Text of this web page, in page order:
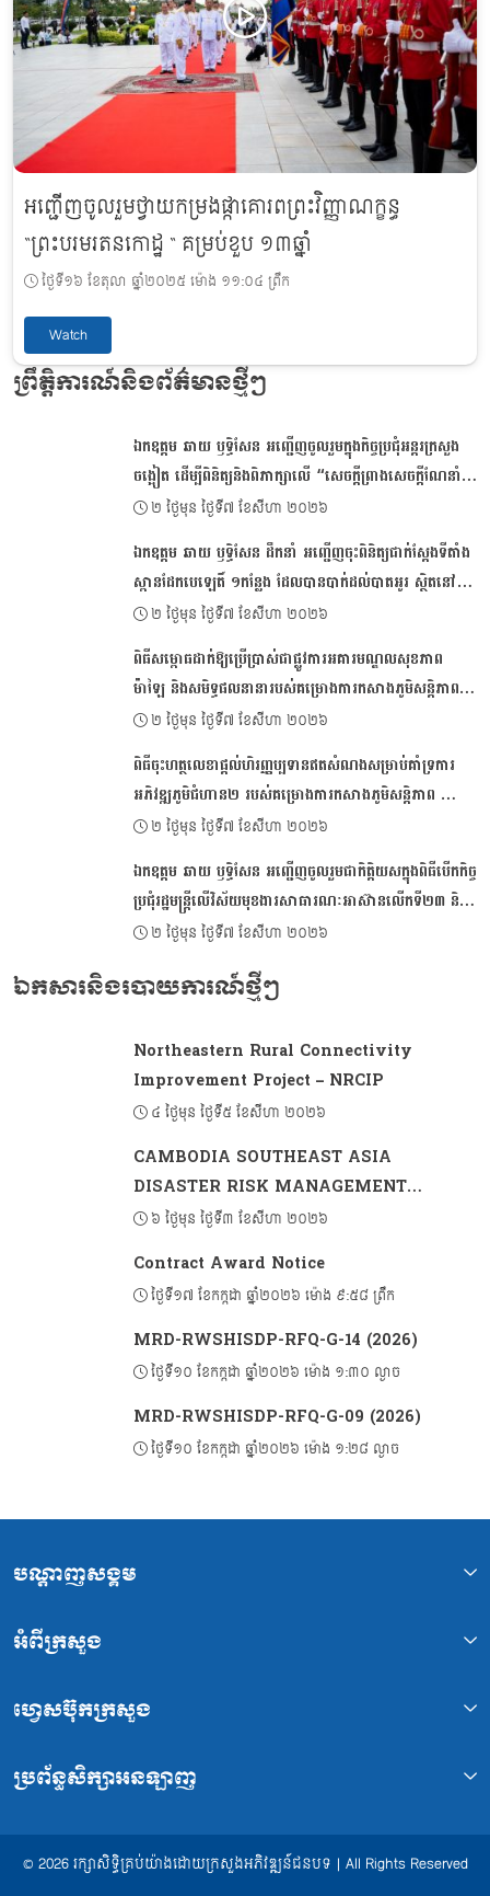
អញ្ជើញចូលរួមថ្វាយកម្រងផ្កាគោរពព្រះវិញ្ញាណក្ខន្ធ
“ព្រះបរមរតនកោដ្ឋ “ គម្រប់ខួប ១៣ឆ្នាំ
ថ្ងៃទី១៦ ខែតុលា ឆ្នាំ២០២៥ ម៉ោង ១១:០៤ ព្រឹក
Watch
ព្រឹត្តិការណ៍និងព័ត៌មានថ្មីៗ
ឯកឧត្ដម ឆាយ ឫទ្ធិសែន អញ្ជើញចូលរួមក្នុងកិច្ចប្រជុំអន្តរក្រសួង
ចង្អៀត ដើម្បីពិនិត្យនិងពិភាក្សាលើ “សេចក្តីព្រាងសេចក្តីណែនាំ
ស្តីពីការរៀបចំប្រកាស ប្រកាសអន្តរក្រសួង និងប្រកាសរួម របស់
២ ថ្ងៃមុន ថ្ងៃទី៧ ខែសីហា ២០២៦
ឯ​កឧត្តម ឆាយ ឫទ្ធិសែន ដឹកនាំ អញ្ជើញចុះពិនិត្យជាក់ស្ដែងទីតាំង
ស្ពានដែកបេឡេតិ៍ ១កន្លែង ដែលបានបាក់ដល់បាតអូរ ស្ថិតនៅព្រំ
ប្រទល់ខេត្តសៀមរាប និងខេត្តឧត្តរមានជ័យ
២ ថ្ងៃមុន ថ្ងៃទី៧ ខែសីហា ២០២៦
ពិធីសម្ពោធដាក់​ឱ្យ​ប្រើប្រាស់​​ជាផ្លូវការអគារ​​មណ្ឌលសុខភាព
ម៉ាឡៃ និងសមិទ្ធផលនានារបស់គម្រោងការកសាង​ភូមិសន្តិភាព​
តាមរយៈ​ការ​អភិវឌ្ឍសហគមន៍ជនបទ​ចម្រុះ​
២ ថ្ងៃមុន ថ្ងៃទី៧ ខែសីហា ២០២៦
ពិធីចុះហត្ថលេខា​​ផ្តល់ហិរញ្ញប្បទានឥតសំណងសម្រាប់​​គាំទ្រ​​ការ​
អភិវឌ្ឍភូមិ​ជំហាន​២ របស់គម្រោង​​ការកសាង​ភូមិសន្តិភាព ​​
តាមរយៈការ​អភិវឌ្ឍ​សហគមន៍​ជនបទចម្រុះ​
២ ថ្ងៃមុន ថ្ងៃទី៧ ខែសីហា ២០២៦
ឯកឧត្ដម ឆាយ ឫទ្ធិសែន អញ្ជើញចូលរួមជាកិត្តិយសក្នុងពិធីបើកកិច្ច
ប្រជុំរដ្ឋមន្ត្រីលើវិស័យមុខងារសាធារណៈអាស៊ានលើកទី២៣ និង
អាស៊ានបូកបីលើកទី៨ ស្តីពីកិច្ចការមុខងារសាធារណៈ
២ ថ្ងៃមុន ថ្ងៃទី៧ ខែសីហា ២០២៦
ឯកសារនិងរបាយការណ៍ថ្មីៗ
Northeastern Rural Connectivity
Improvement Project – NRCIP
៤ ថ្ងៃមុន ថ្ងៃទី៥ ខែសីហា ២០២៦
CAMBODIA SOUTHEAST ASIA
DISASTER RISK MANAGEMENT
PROJECT 2 (CSADRM-2)
៦ ថ្ងៃមុន ថ្ងៃទី៣ ខែសីហា ២០២៦
Contract Award Notice
ថ្ងៃទី១៧ ខែកក្កដា ឆ្នាំ២០២៦ ម៉ោង ៩:៥៨ ព្រឹក
MRD-RWSHISDP-RFQ-G-14 (2026)
ថ្ងៃទី១០ ខែកក្កដា ឆ្នាំ២០២៦ ម៉ោង ១:៣០ ល្ងាច
MRD-RWSHISDP-RFQ-G-09 (2026)
ថ្ងៃទី១០ ខែកក្កដា ឆ្នាំ២០២៦ ម៉ោង ១:២៨ ល្ងាច
បណ្ដាញសង្គម
អំពីក្រសួង
ហ្វេសប៊ុកក្រសួង
ប្រព័ន្ធសិក្សាអនឡាញ
© 2026 រក្សាសិទ្ធិគ្រប់យ៉ាងដោយក្រសួងអភិវឌ្ឍន៍ជនបទ | All Rights Reserved